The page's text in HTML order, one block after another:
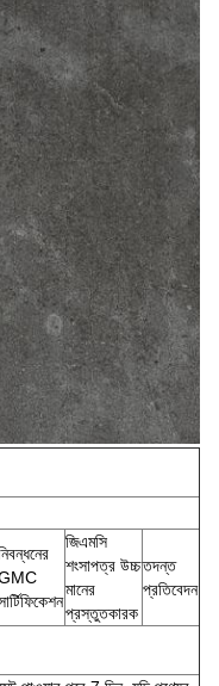
জিএমসি
শংসাপত্র উচ্চ
মানের
প্রস্তুতকারক
তদন্ত
প্রতিবেদন